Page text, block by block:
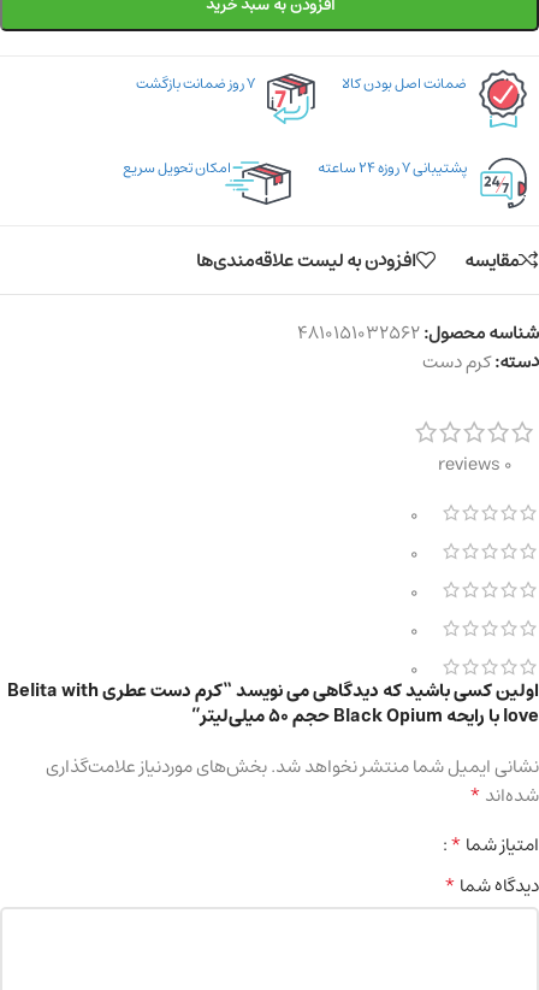
ضمانت اصل بودن کالا ۷ روز ضمانت بازگشت
پشتیبانی ۷ روزه ۲۴ ساعته امکان تحویل سریع
مقایسه افزودن به لیست علاقه‌مندی‌ها
شناسه محصول:4810151032562
دسته:کرم دست
0 reviews
0
0
0
0
0
اولین کسی باشید که دیدگاهی می نویسد “کرم دست عطری Belita with
love با رایحه Black Opium حجم 50 میلی‌لیتر”
نشانی ایمیل شما منتشر نخواهد شد.بخش‌های موردنیاز علامت‌گذاری
شده‌اند*
امتیاز شما*
دیدگاه شما*